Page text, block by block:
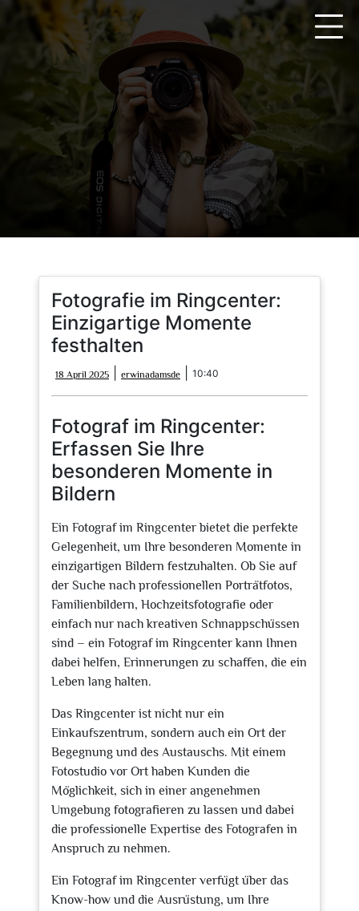
springen
Fotografie im Ringcenter:
Einzigartige Momente
festhalten
18 April 2025
April
2025
erwinadamsde erwinadamsde
10:40
Fotograf im Ringcenter:
Erfassen Sie Ihre
besonderen Momente in
Bildern
Ein Fotograf im Ringcenter bietet die perfekte
Gelegenheit, um Ihre besonderen Momente in
einzigartigen Bildern festzuhalten. Ob Sie auf
der Suche nach professionellen Porträtfotos,
Familienbildern, Hochzeitsfotografie oder
einfach nur nach kreativen Schnappschüssen
sind – ein Fotograf im Ringcenter kann Ihnen
dabei helfen, Erinnerungen zu schaffen, die ein
Leben lang halten.
Das Ringcenter ist nicht nur ein
Einkaufszentrum, sondern auch ein Ort der
Begegnung und des Austauschs. Mit einem
Fotostudio vor Ort haben Kunden die
Möglichkeit, sich in einer angenehmen
Umgebung fotografieren zu lassen und dabei
die professionelle Expertise des Fotografen in
Anspruch zu nehmen.
Ein Fotograf im Ringcenter verfügt über das
Know-how und die Ausrüstung, um Ihre